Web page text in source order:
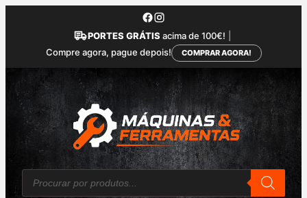
conteúdo
PORTES GRÁTIS acima de 100€!
Compre agora, pague depois!
COMPRAR AGORA!
P